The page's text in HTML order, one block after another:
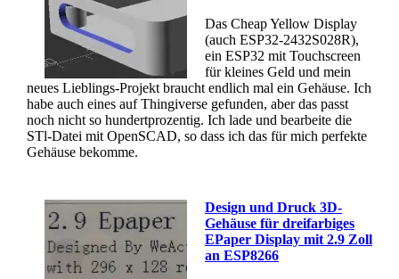
Das Cheap Yellow Display
(auch ESP32-2432S028R),
ein ESP32 mit Touchscreen
für kleines Geld und mein
neues Lieblings-Projekt braucht endlich mal ein Gehäuse. Ich
habe auch eines auf Thingiverse gefunden, aber das passt
noch nicht so hundertprozentig. Ich lade und bearbeite die
STl-Datei mit OpenSCAD, so dass ich das für mich perfekte
Gehäuse bekomme.
Design und Druck 3D-
Gehäuse für dreifarbiges
EPaper Display mit 2.9 Zoll
an ESP8266